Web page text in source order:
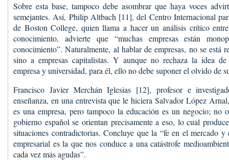
Sobre esta base, tampoco debe asombrar que haya voces
semejantes. Así, Philip Altbach [11], del Centro Internacional
de Boston College, quien llama a hacer un análisis crítico
conocimiento, advierte que “muchas empresas están
conocimiento”. Naturalmente, al hablar de empresas, no se está
sino a empresas capitalistas. Y aunque no rechaza la idea
empresa y universidad, para él, ello no debe suponer el olvido de
Francisco Javier Merchán Iglesias [12], profesor e
enseñanza, en una entrevista que le hiciera Salvador López
es una empresa, pero tampoco la educación es un negocio; no
gobierno español se orientan precisamente a eso, lo cual
situaciones contradictorias. Concluye que la “fe en el mercado y
empresarial es la que nos conduce a una catástrofe
cada vez más agudas”.